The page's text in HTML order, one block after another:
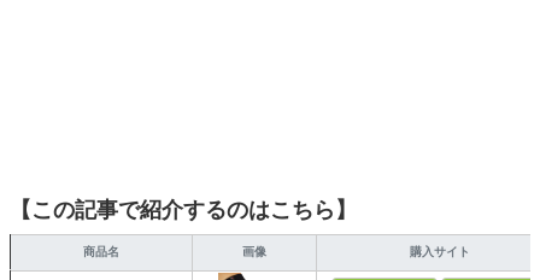
【この記事で紹介するのはこちら】
商品名 画像 購入サイト